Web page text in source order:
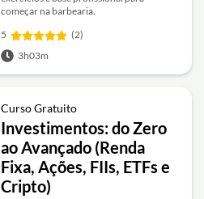
começar na barbearia.
5
(2)
3h03m
Curso Gratuito
Investimentos: do Zero
ao Avançado (Renda
Fixa, Ações, FIIs, ETFs e
Cripto)